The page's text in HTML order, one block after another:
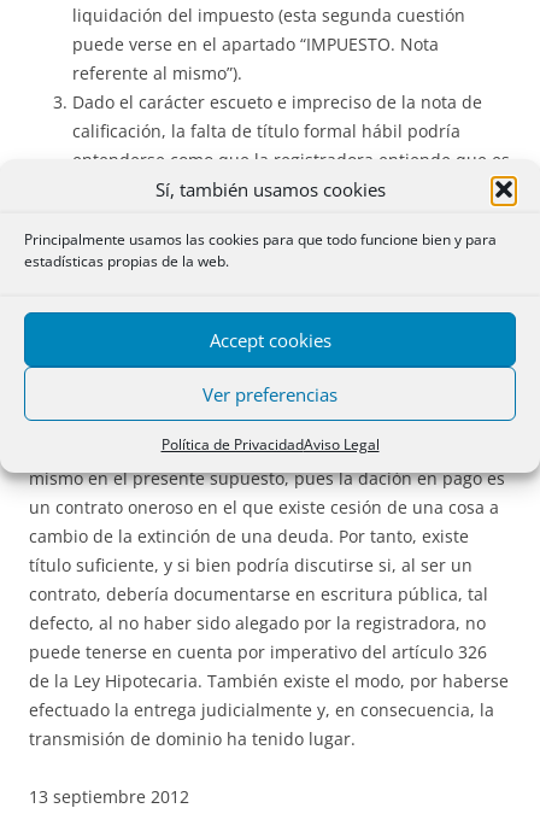
Sí, también usamos cookies
Principalmente usamos las cookies para que todo funcione bien y para
estadísticas propias de la web.
Accept cookies
Ver preferencias
Política de PrivacidadAviso Legal
liquidación del impuesto (esta segunda cuestión
puede verse en el apartado “IMPUESTO. Nota
referente al mismo”).
Dado el carácter escueto e impreciso de la nota de
calificación, la falta de título formal hábil podría
entenderse como que la registradora entiende que es
precisa escritura pública; sin embargo, no es éste el
demandante que la Juez expidiera el mandamiento
correspondiente, tal mandamiento no se dictó; ese
Pues bien, a este respecto cabe decir que los documentos
presentados revelan la existencia de un contrato que se
formula en el acto de conciliación y, si bien éste a veces no
es inscribible por no expresarse la causa, no ocurre lo
mismo en el presente supuesto, pues la dación en pago es
un contrato oneroso en el que existe cesión de una cosa a
cambio de la extinción de una deuda. Por tanto, existe
título suficiente, y si bien podría discutirse si, al ser un
contrato, debería documentarse en escritura pública, tal
defecto, al no haber sido alegado por la registradora, no
puede tenerse en cuenta por imperativo del artículo 326
de la Ley Hipotecaria. También existe el modo, por haberse
efectuado la entrega judicialmente y, en consecuencia, la
transmisión de dominio ha tenido lugar.
13 septiembre 2012